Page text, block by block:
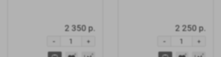
2 350 р.
+
-
2 250 р.
+
-